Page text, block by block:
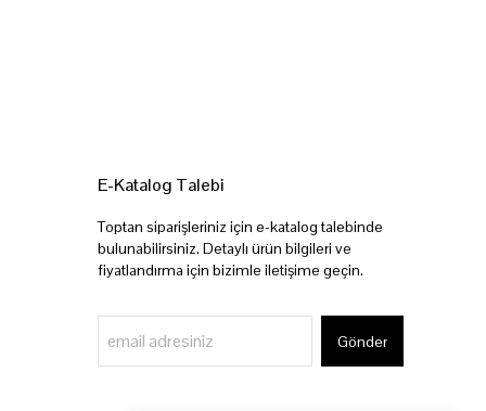
E-Katalog Talebi
Toptan siparişleriniz için e-katalog talebinde
bulunabilirsiniz. Detaylı ürün bilgileri ve
fiyatlandırma için bizimle iletişime geçin.
Gönder